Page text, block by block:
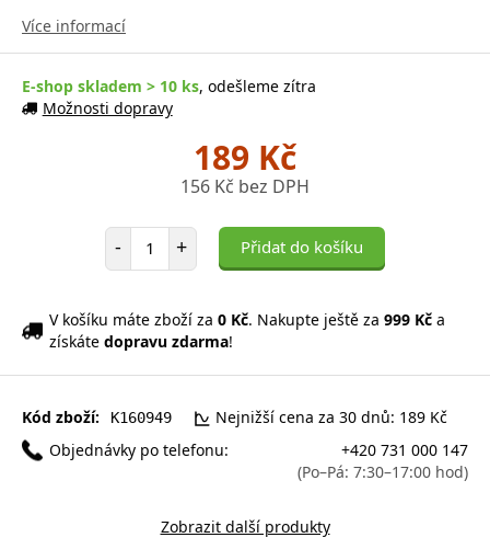
Více informací
E-shop skladem > 10 ks, odešleme zítra
Možnosti dopravy
189 Kč
156 Kč bez DPH
- Počet položek
+ Přidat do košíku
V košíku máte zboží za 0 Kč. Nakupte ještě za 999 Kč a
získáte dopravu zdarma!
Kód zboží: K160949
Nejnižší cena za 30 dnů: 189 Kč
Objednávky po telefonu:
+420 731 000 147
(Po–Pá: 7:30–17:00 hod)
Zobrazit další produkty